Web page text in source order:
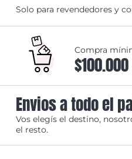
Solo para revendedores y
Compra
$100.000
Envios a todo el
Vos elegís el destino,
el resto.